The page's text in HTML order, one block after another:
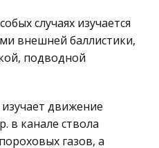
право
Здоровье
случаях изучается
внешней баллистики,
подводной
движение
в канале ствола
газов, а